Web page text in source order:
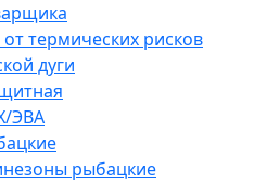
термических рисков
дуги
ЭВА
рыбацкие